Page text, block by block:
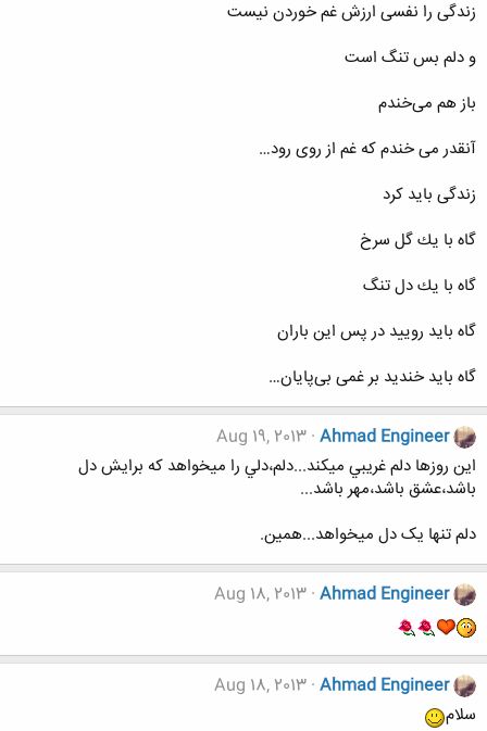
زندگی را نفسی ارزش غم خوردن نیست
و دلم بس تنگ است
باز هم می‌خندم
آنقدر می خندم كه غم از روی رود…
زندگی باید كرد
گاه با یك گل سرخ
گاه با یك دل تنگ
گاه باید رویید در پس این باران
گاه باید خندید بر غمی بی‌پایان…
Ahmad Engineer
Aug 19, 2013
اين روزها دلم غريبي ميکند...دلم،دلي را ميخواهد که برايش دل
باشد،عشق باشد،مهر باشد...
دلم تنها يک دل ميخواهد...همين.
Ahmad Engineer
Aug 18, 2013
Ahmad Engineer
Aug 18, 2013
سلام